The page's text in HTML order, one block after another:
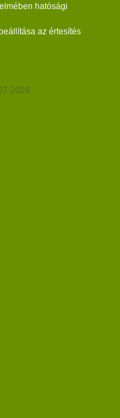
hatósági
az értesítés
2026